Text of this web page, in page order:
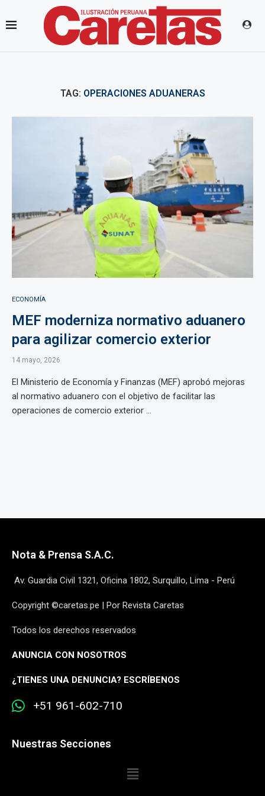
TAG: OPERACIONES ADUANERAS
ECONOMÍA
MEF moderniza normativo aduanero
para agilizar comercio exterior
14 mayo, 2026
El Ministerio de Economía y Finanzas (MEF) aprobó mejoras
al normativo aduanero con el objetivo de facilitar las
operaciones de comercio exterior ...
Nota & Prensa S.A.C.
Av. Guardia Civil 1321, Oficina 1802, Surquillo, Lima - Perú
Copyright ©caretas.pe | Por Revista Caretas
Todos los derechos reservados
ANUNCIA CON NOSOTROS
¿TIENES UNA DENUNCIA? ESCRÍBENOS
+51 961-602-710
Nuestras Secciones